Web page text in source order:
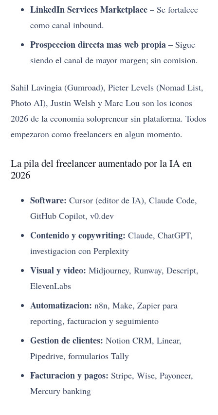
LinkedIn Services Marketplace – Se fortalece
como canal inbound.
Prospeccion directa mas web propia – Sigue
siendo el canal de mayor margen; sin comision.
Sahil Lavingia (Gumroad), Pieter Levels (Nomad List,
Photo AI), Justin Welsh y Marc Lou son los iconos
2026 de la economia solopreneur sin plataforma. Todos
empezaron como freelancers en algun momento.
La pila del freelancer aumentado por la IA en
2026
Software: Cursor (editor de IA), Claude Code,
GitHub Copilot, v0.dev
Contenido y copywriting: Claude, ChatGPT,
investigacion con Perplexity
Visual y video: Midjourney, Runway, Descript,
ElevenLabs
Automatizacion: n8n, Make, Zapier para
reporting, facturacion y seguimiento
Gestion de clientes: Notion CRM, Linear,
Pipedrive, formularios Tally
Facturacion y pagos: Stripe, Wise, Payoneer,
Mercury banking